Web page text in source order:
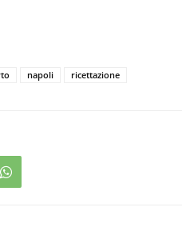
napoli ricettazione